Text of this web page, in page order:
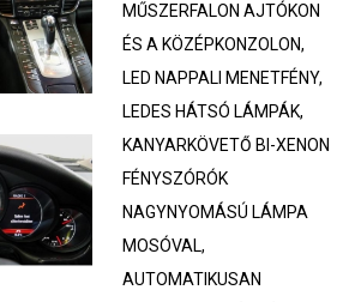
MŰSZERFALON AJTÓKON
ÉS A KÖZÉPKONZOLON,
LED NAPPALI MENETFÉNY,
LEDES HÁTSÓ LÁMPÁK,
KANYARKÖVETŐ BI-XENON
FÉNYSZÓRÓK
NAGYNYOMÁSÚ LÁMPA
MOSÓVAL,
AUTOMATIKUSAN